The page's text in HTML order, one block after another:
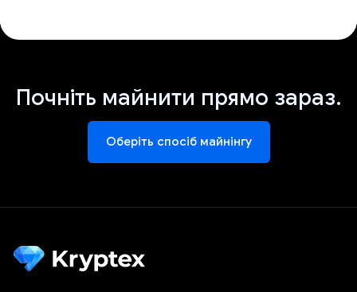
Почніть майнити прямо зараз.
Оберіть спосіб майнінгу